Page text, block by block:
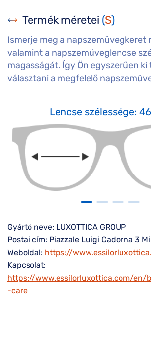
Termék méretei (S)
Ismerje meg a napszemüvegkeret
valamint a napszemüveglencse
magasságát. Így Ön egyszerűen ki
választani a megfelelő
Lencse szélessége:
Gyártó neve: LUXOTTICA GROUP
Postai cím: Piazzale Luigi Cadorna 3
Weboldal: https://
Kapcsolat:
https://www.essilorluxottica.com/en/
-care